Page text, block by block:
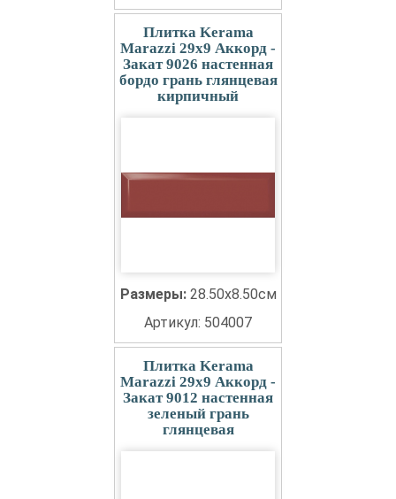
Плитка Kerama
Marazzi 29x9 Аккорд -
Закат 9026 настенная
бордо грань глянцевая
кирпичный
Размеры: 28.50x8.50см
Артикул: 504007
Плитка Kerama
Marazzi 29x9 Аккорд -
Закат 9012 настенная
зеленый грань
глянцевая